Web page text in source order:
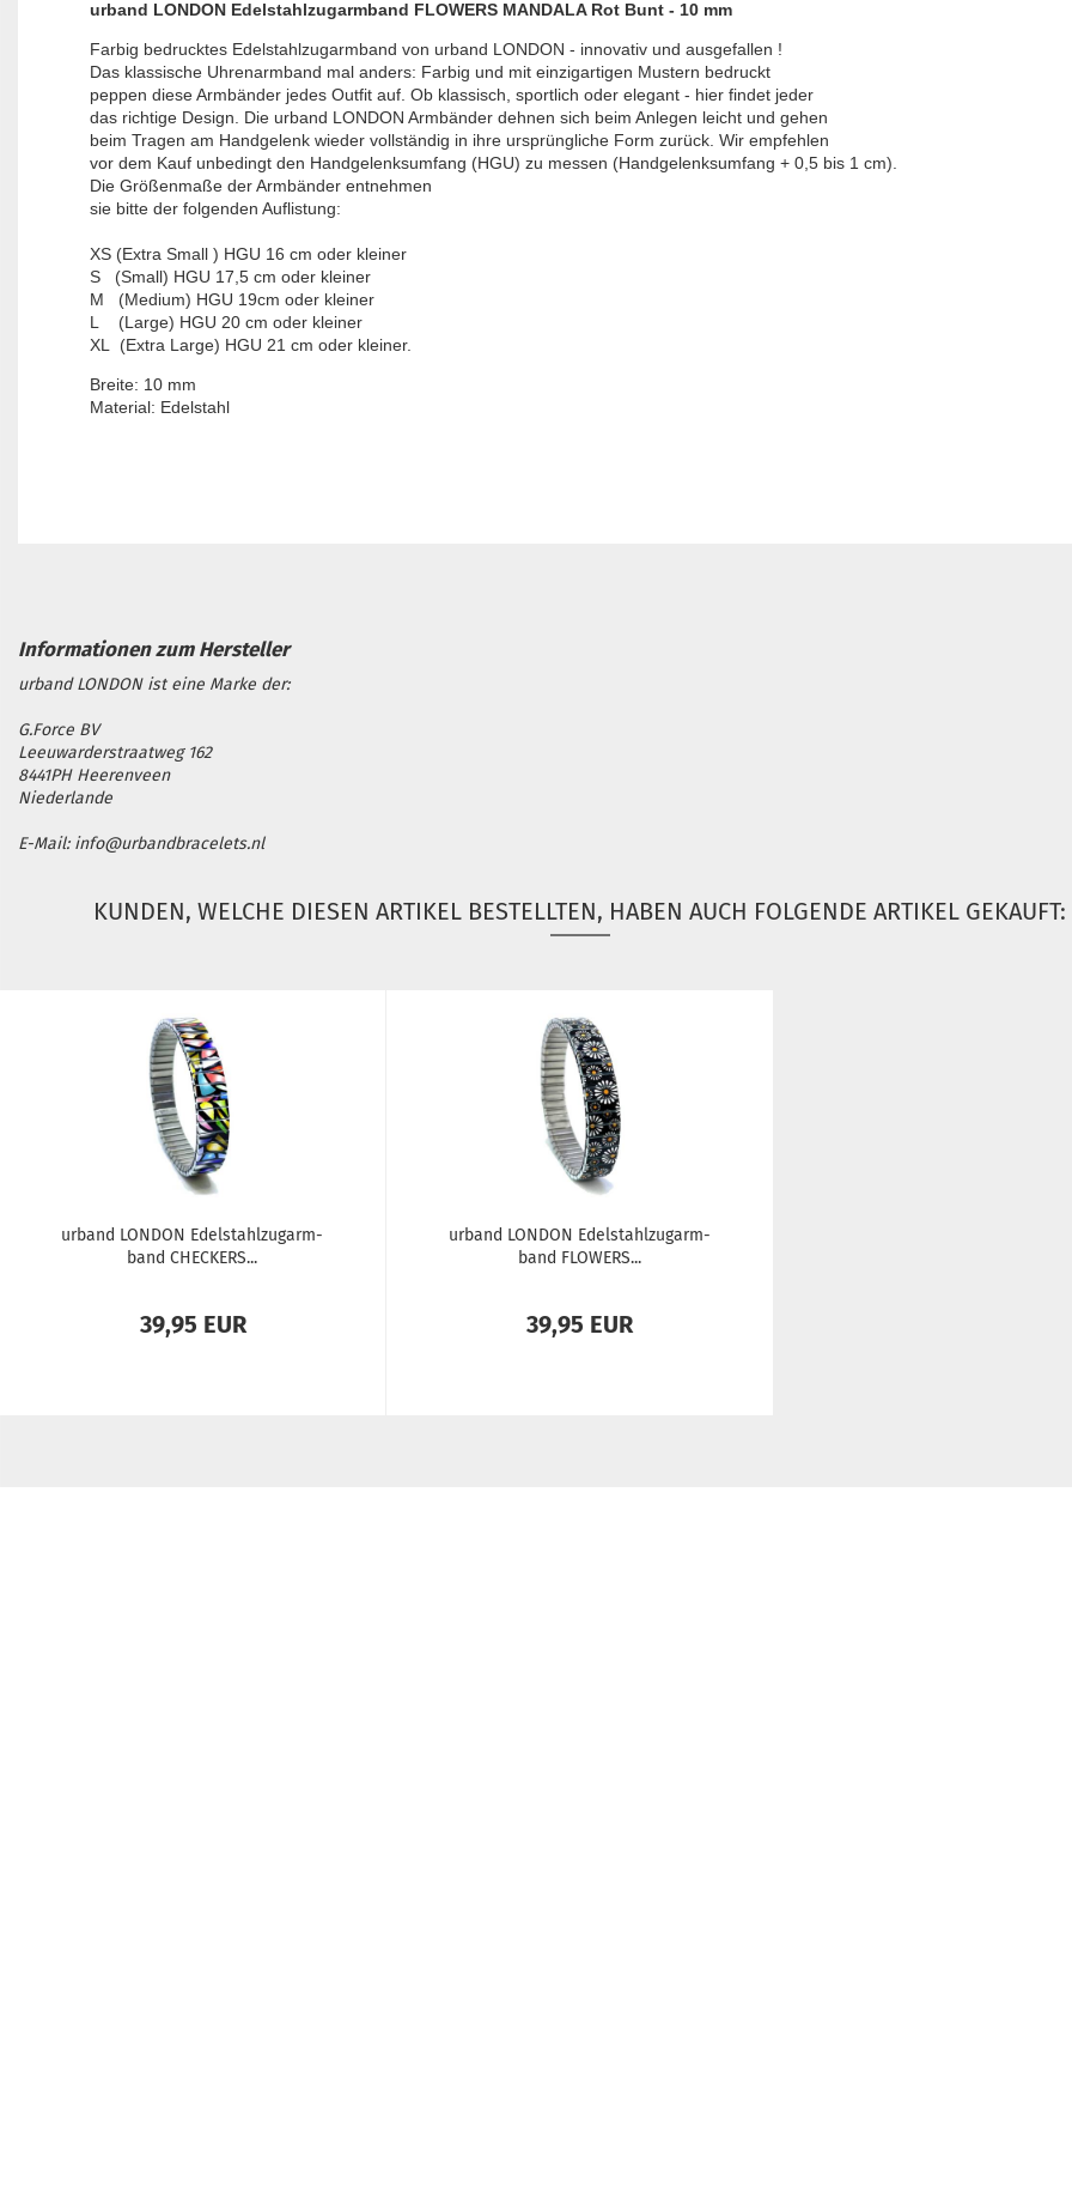
urband LONDON Edelstahlzugarmband FLOWERS MANDALA Rot Bunt - 10 mm
Farbig bedrucktes Edelstahlzugarmband von urband LONDON - innovativ und ausgefallen !
Das klassische Uhrenarmband mal anders: Farbig und mit einzigartigen Mustern bedruckt
peppen diese Armbänder jedes Outfit auf. Ob klassisch, sportlich oder elegant - hier findet jeder
das richtige Design. Die urband LONDON Armbänder dehnen sich beim Anlegen leicht und gehen
beim Tragen am Handgelenk wieder vollständig in ihre ursprüngliche Form zurück. Wir empfehlen
vor dem Kauf unbedingt den Handgelenksumfang (HGU) zu messen (Handgelenksumfang + 0,5 bis 1 cm).
Die Größenmaße der Armbänder entnehmen
XS (Extra Small ) HGU 16 cm oder kleiner
S   (Small) HGU 17,5 cm oder kleiner
M   (Medium) HGU 19cm oder kleiner
L    (Large) HGU 20 cm oder kleiner
XL  (Extra Large) HGU 21 cm oder kleiner.
Breite: 10 mm
Material: Edelstahl
urband LONDON ist eine Marke der:
G.Force BV
Leeuwarderstraatweg 162
8441PH Heerenveen
Niederlande
E-Mail: info@urbandbracelets.nl
KUNDEN, WELCHE DIESEN ARTIKEL BESTELLTEN, HABEN AUCH FOLGENDE ARTIKEL GEKAUFT:
ur­band LON­DON Edel­stahl­zug­arm­
band CHE­CKERS...
39,95 EUR
ur­band LON­DON Edel­stahl­zug­arm­
band FLOWERS...
39,95 EUR